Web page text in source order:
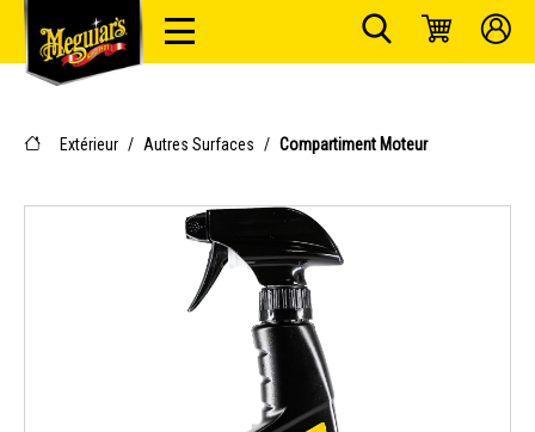
Extérieur / Autres Surfaces / Compartiment Moteur